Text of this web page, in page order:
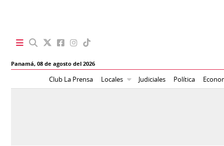
Panamá,08 de agosto del 2026
Club La Prensa Locales Judiciales Política
BBC